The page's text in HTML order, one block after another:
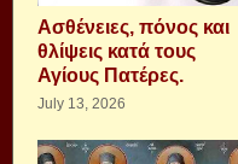
Aσθένειες, πόνος και
θλίψεις κατά τους
Αγίους Πατέρες.
July 13, 2026